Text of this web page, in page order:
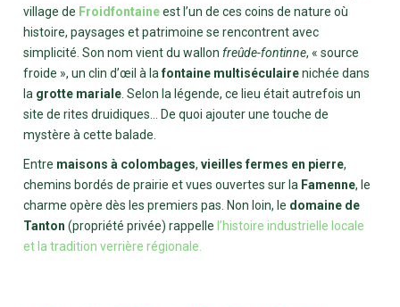
village de Froidfontaineest l’un de ces coins de nature où
histoire, paysages et patrimoine se rencontrent avec
simplicité. Son nom vient du wallon freûde-fontinne, « source
froide », un clin d’œil à lafontaine multiséculairenichée dans
la grotte mariale. Selon la légende, ce lieu était autrefois un
site de rites druidiques… De quoi ajouter une touche de
mystère à cette balade.
Entre maisons à colombages, vieilles fermes en pierre,
chemins bordés de prairie et vues ouvertes sur la Famenne, le
charme opère dès les premiers pas. Non loin, le domaine de
Tanton (propriété privée) rappelle l’histoire industrielle locale
et la tradition verrière régionale.